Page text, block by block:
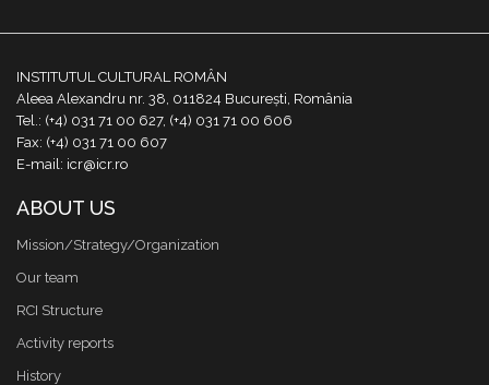
INSTITUTUL CULTURAL ROMÂN
Aleea Alexandru nr. 38, 011824 București, România
Tel.: (+4) 031 71 00 627, (+4) 031 71 00 606
Fax: (+4) 031 71 00 607
E-mail: icr@icr.ro
ABOUT US
Mission/Strategy/Organization
Our team
RCI Structure
Activity reports
History